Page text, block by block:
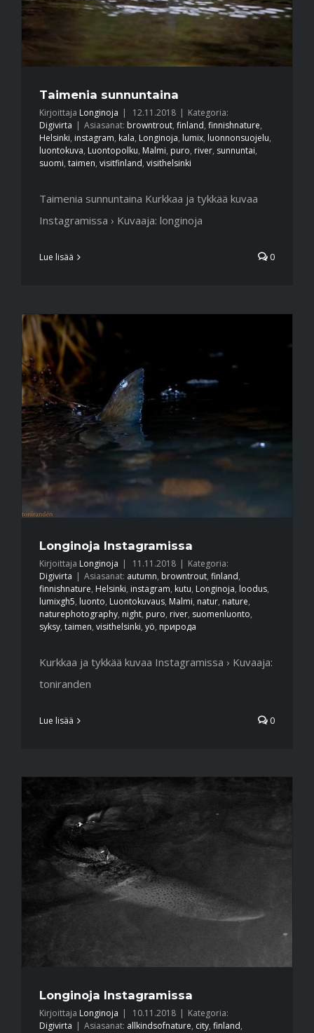
Taimenia sunnuntaina
Kirjoittaja Longinoja | 12.11.2018 | Kategoria:
Digivirta | Asiasanat: browntrout, finland, finnishnature,
Helsinki, instagram, kala, Longinoja, lumix, luonnonsuojelu,
luontokuva, Luontopolku, Malmi, puro, river, sunnuntai,
suomi, taimen, visitfinland, visithelsinki
Taimenia sunnuntaina Kurkkaa ja tykkää kuvaa
Instagramissa › Kuvaaja: longinoja
Lue lisää 0
Longinoja Instagramissa
Kirjoittaja Longinoja | 11.11.2018 | Kategoria:
Digivirta | Asiasanat: autumn, browntrout, finland,
finnishnature, Helsinki, instagram, kutu, Longinoja, loodus,
lumixgh5, luonto, Luontokuvaus, Malmi, natur, nature,
naturephotography, night, puro, river, suomenluonto,
syksy, taimen, visithelsinki, yö, природа
Kurkkaa ja tykkää kuvaa Instagramissa › Kuvaaja:
toniranden
Lue lisää 0
Longinoja Instagramissa
Kirjoittaja Longinoja | 10.11.2018 | Kategoria:
Digivirta | Asiasanat: allkindsofnature, city, finland,